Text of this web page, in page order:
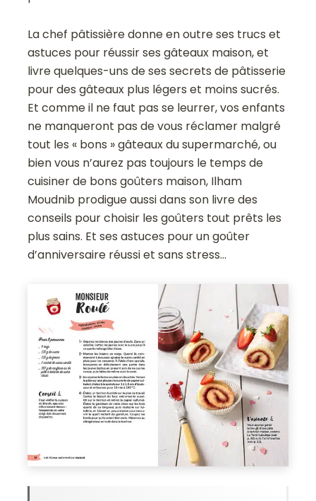
La chef pâtissière donne en outre ses trucs et
astuces pour réussir ses gâteaux maison, et
livre quelques-uns de ses secrets de pâtisserie
pour des gâteaux plus légers et moins sucrés.
Et comme il ne faut pas se leurrer, vos enfants
ne manqueront pas de vous réclamer malgré
tout les « bons » gâteaux du supermarché, ou
bien vous n’aurez pas toujours le temps de
cuisiner de bons goûters maison, Ilham
Moudnib prodigue aussi dans son livre des
conseils pour choisir les goûters tout prêts les
plus sains. Et ses astuces pour un goûter
d’anniversaire réussi et sans stress…